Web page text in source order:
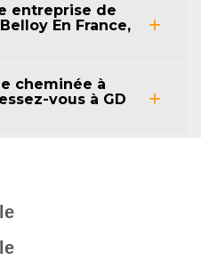
entreprise de
En France,
cheminée à
vous à GD